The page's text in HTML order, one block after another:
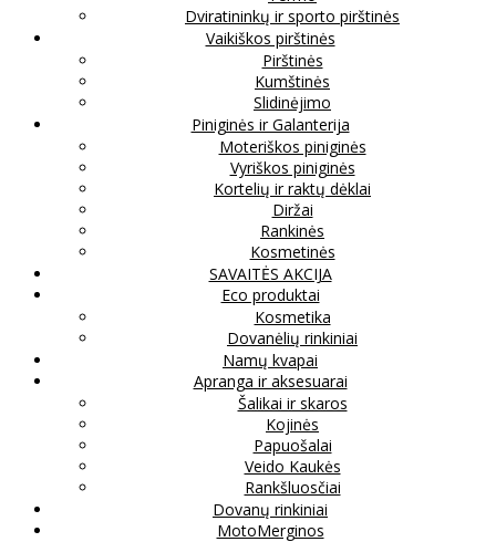
Dviratininkų ir sporto pirštinės
Vaikiškos pirštinės
Pirštinės
Kumštinės
Slidinėjimo
Piniginės ir Galanterija
Moteriškos piniginės
Vyriškos piniginės
Kortelių ir raktų dėklai
Diržai
Rankinės
Kosmetinės
SAVAITĖS AKCIJA
Eco produktai
Kosmetika
Dovanėlių rinkiniai
Namų kvapai
Apranga ir aksesuarai
Šalikai ir skaros
Kojinės
Papuošalai
Veido Kaukės
Rankšluosčiai
Dovanų rinkiniai
MotoMerginos